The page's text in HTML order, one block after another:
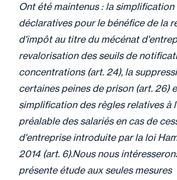
Ont été maintenus : la
déclaratives pour le bénéfice de la
d'impôt au titre du mécénat
revalorisation des seuils de
concentrations (art. 24), la
certaines peines de prison (art. 26)
simplification des règles relatives à
préalable des salariés en cas de
d'entreprise introduite par la loi
2014 (art. 6).Nous nous
présente étude aux seules mesures